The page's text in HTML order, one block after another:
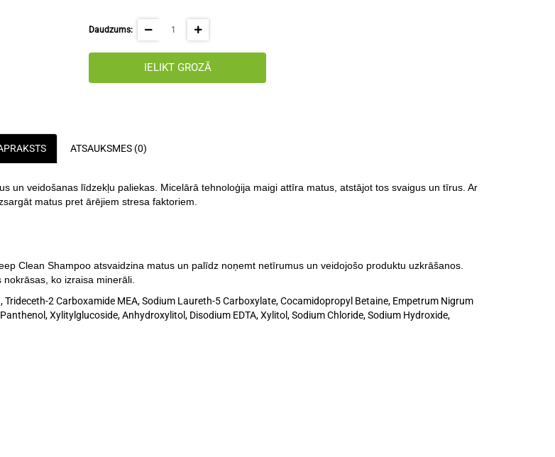
Daudzums:
IELIKT GROZĀ
ATSAUKSMES (0)
un veidošanas līdzekļu paliekas. Micelārā tehnoloģija maigi attīra matus, atstājot tos svaigus un tīrus. Ar
matus pret ārējiem stresa faktoriem.
Clean Shampoo atsvaidzina matus un palīdz noņemt netīrumus un veidojošo produktu uzkrāšanos.
ko izraisa minerāli.
2 Carboxamide MEA, Sodium Laureth-5 Carboxylate, Cocamidopropyl Betaine, Empetrum Nigrum
Xylitylglucoside, Anhydroxylitol, Disodium EDTA, Xylitol, Sodium Chloride, Sodium Hydroxide,